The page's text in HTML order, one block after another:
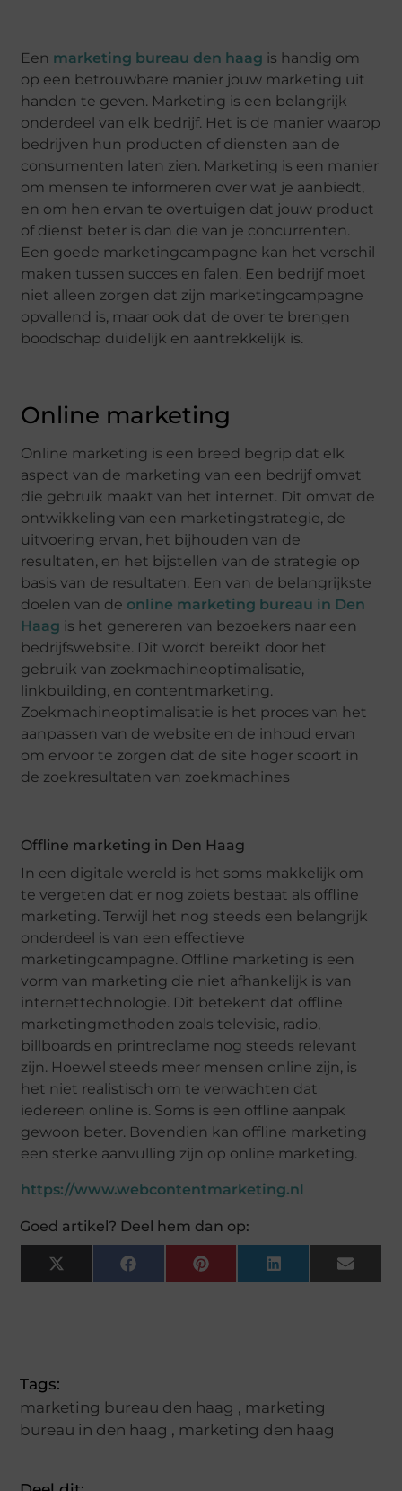
Een marketing bureau den haag is handig om
op een betrouwbare manier jouw marketing uit
handen te geven. Marketing is een belangrijk
onderdeel van elk bedrijf. Het is de manier waarop
bedrijven hun producten of diensten aan de
consumenten laten zien. Marketing is een manier
om mensen te informeren over wat je aanbiedt,
en om hen ervan te overtuigen dat jouw product
of dienst beter is dan die van je concurrenten.
Een goede marketingcampagne kan het verschil
maken tussen succes en falen. Een bedrijf moet
niet alleen zorgen dat zijn marketingcampagne
opvallend is, maar ook dat de over te brengen
boodschap duidelijk en aantrekkelijk is.
Online marketing
Online marketing is een breed begrip dat elk
aspect van de marketing van een bedrijf omvat
die gebruik maakt van het internet. Dit omvat de
ontwikkeling van een marketingstrategie, de
uitvoering ervan, het bijhouden van de
resultaten, en het bijstellen van de strategie op
basis van de resultaten. Een van de belangrijkste
doelen van de online marketing bureau in Den
Haag is het genereren van bezoekers naar een
bedrijfswebsite. Dit wordt bereikt door het
gebruik van zoekmachineoptimalisatie,
linkbuilding, en contentmarketing.
Zoekmachineoptimalisatie is het proces van het
aanpassen van de website en de inhoud ervan
om ervoor te zorgen dat de site hoger scoort in
de zoekresultaten van zoekmachines
Offline marketing in Den Haag
In een digitale wereld is het soms makkelijk om
te vergeten dat er nog zoiets bestaat als offline
marketing. Terwijl het nog steeds een belangrijk
onderdeel is van een effectieve
marketingcampagne. Offline marketing is een
vorm van marketing die niet afhankelijk is van
internettechnologie. Dit betekent dat offline
marketingmethoden zoals televisie, radio,
billboards en printreclame nog steeds relevant
zijn. Hoewel steeds meer mensen online zijn, is
het niet realistisch om te verwachten dat
iedereen online is. Soms is een offline aanpak
gewoon beter. Bovendien kan offline marketing
een sterke aanvulling zijn op online marketing.
https://www.webcontentmarketing.nl
Goed artikel? Deel hem dan op:
X
(Twitter)
FacebookPinterestLinkedInEmail
Tags:
marketing bureau den haag , marketing
bureau in den haag , marketing den haag